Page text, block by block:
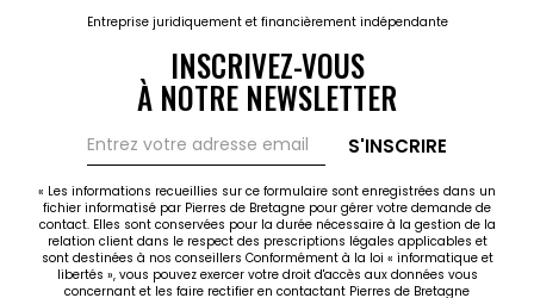
Entreprise juridiquement et financièrement indépendante
INSCRIVEZ-VOUS
À NOTRE NEWSLETTER
S'INSCRIRE
« Les informations recueillies sur ce formulaire sont enregistrées dans un
fichier informatisé par Pierres de Bretagne pour gérer votre demande de
contact. Elles sont conservées pour la durée nécessaire à la gestion de la
relation client dans le respect des prescriptions légales applicables et
sont destinées à nos conseillers Conformément à la loi « informatique et
libertés », vous pouvez exercer votre droit d'accès aux données vous
concernant et les faire rectifier en contactant Pierres de Bretagne